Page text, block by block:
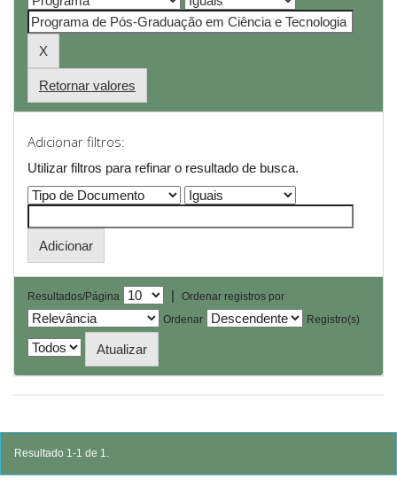
Retornar valores
Adicionar filtros:
Utilizar filtros para refinar o resultado de busca.
Resultados/Página |
Ordenar registros por
Ordenar
Registro(s)
Resultado 1-1 de 1.